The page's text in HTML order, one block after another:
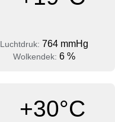
Luchtdruk: 764 mmHg
Wolkendek: 6 %
+30°C